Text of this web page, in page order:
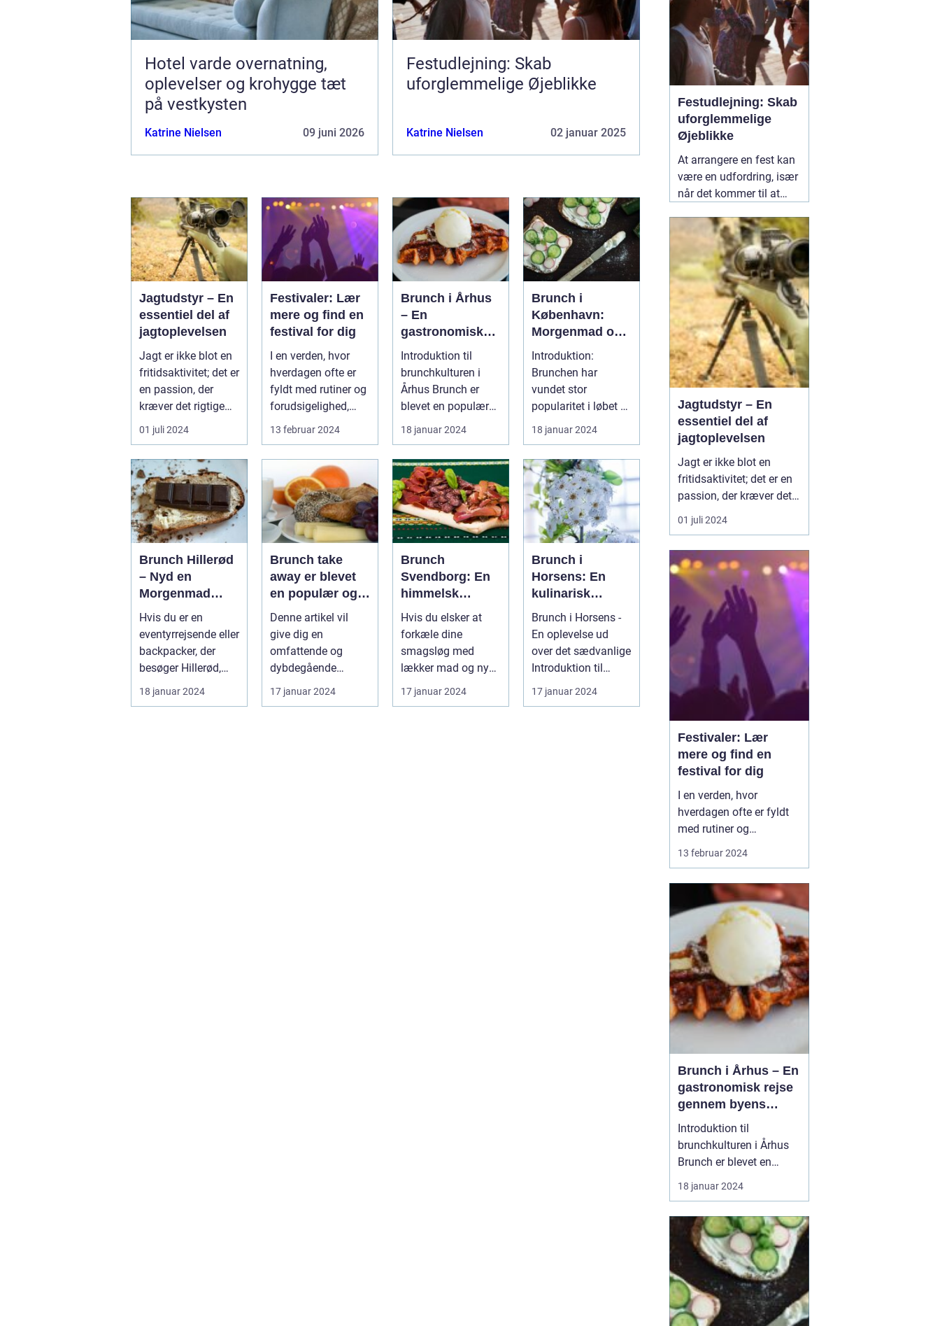
Hotel varde overnatning,
oplevelser og krohygge tæt
på vestkysten
Katrine Nielsen 09 juni 2026
Festudlejning: Skab
uforglemmelige Øjeblikke
Katrine Nielsen 02 januar 2025
Jagtudstyr – En
essentiel del af
jagtoplevelsen
Jagt er ikke blot en
fritidsaktivitet; det er
en passion, der
kræver det rigtige
udstyr og for...
01 juli 2024
Festivaler: Lær
mere og find en
festival for dig
I en verden, hvor
hverdagen ofte er
fyldt med rutiner og
forudsigelighed,
står festivaler som
13 februar 2024
Brunch i Århus
– En
gastronomisk
rejse gennem
byens bedste
morgenmadssp
ot
Introduktion til
brunchkulturen i
Århus Brunch er
blevet en populær
spiseoplevelse, der
kombinerer ...
18 januar 2024
Brunch i
København:
Morgenmad og
frokost i perfekt
harmoni
Introduktion:
Brunchen har
vundet stor
popularitet i løbet af
de seneste år og
fremstår som en
perfe...
18 januar 2024
Brunch Hillerød
– Nyd en
Morgenmad
med Et Twist
Hvis du er en
eventyrrejsende eller
backpacker, der
besøger Hillerød,
bør du ikke gå glip
af byens f...
18 januar 2024
Brunch take
away er blevet
en populær og
praktisk måde at
nyde en lækker
brunchoplevelse
på, uanset hvor
man befinder
sig
Denne artikel vil
give dig en
omfattende og
dybdegående
præsentation af
brunch take away
17 januar 2024
Brunch
Svendborg: En
himmelsk
oplevelse i
hjertet af
Danmark
Hvis du elsker at
forkæle dine
smagsløg med
lækker mad og nyde
en afslappet
atmosfære, så er
17 januar 2024
Brunch i
Horsens: En
kulinarisk
oplevelse for
eventyrrejsende
og backpackere
Brunch i Horsens -
En oplevelse ud
over det sædvanlige
Introduktion til
brunchkulturen i
17 januar 2024
Festudlejning: Skab
uforglemmelige
Øjeblikke
At arrangere en fest kan
være en udfordring, især
når det kommer til at
aktiviteter, der vil gøre
dagen mindeværdig for
alle dine gæster.02
januar 2025
Jagtudstyr – En
essentiel del af
jagtoplevelsen
Jagt er ikke blot en
fritidsaktivitet; det er en
passion, der kræver det
rigtige udstyr og
forberedelse. I jagtens
at have stabilt og
pålideligt udstyr
vanskelig at overvurdere.
Godt jagtudstyr forhøjer
jag...
01 juli 2024
Festivaler: Lær
mere og find en
festival for dig
I en verden, hvor
hverdagen ofte er fyldt
med rutiner og
forudsigelighed, står
sociale, kulturelle, og
musikalske
samlingspunkter, hvor
mennesker fra alle
samfundslag kan mødes
og dele uforglemmelige
opl...
13 februar 2024
Brunch i Århus – En
gastronomisk rejse
gennem byens
bedste
morgenmadsspot
Introduktion til
brunchkulturen i Århus
Brunch er blevet en
populær spiseoplevelse,
der kombinerer det
og frokost. Denne artikel
dykker ned i Århus'
brunchscene og guider
eventyrrejsende og
backpackere gennem
byens bedste brunch...
18 januar 2024